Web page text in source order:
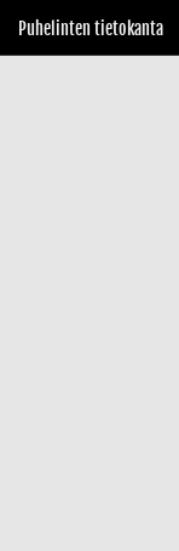
Puhelinten tietokanta